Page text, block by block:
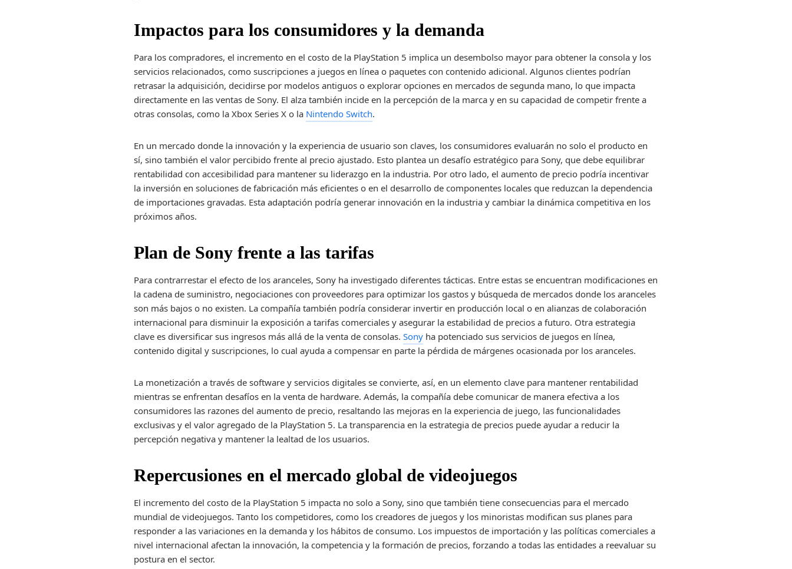
Impactos para los consumidores y la demanda
Para los compradores, el incremento en el costo de la PlayStation 5 implica un desembolso mayor para obtener la consola y los
servicios relacionados, como suscripciones a juegos en línea o paquetes con contenido adicional. Algunos clientes podrían
retrasar la adquisición, decidirse por modelos antiguos o explorar opciones en mercados de segunda mano, lo que impacta
directamente en las ventas de Sony. El alza también incide en la percepción de la marca y en su capacidad de competir frente a
otras consolas, como la Xbox Series X o la Nintendo Switch.
En un mercado donde la innovación y la experiencia de usuario son claves, los consumidores evaluarán no solo el producto en
sí, sino también el valor percibido frente al precio ajustado. Esto plantea un desafío estratégico para Sony, que debe equilibrar
rentabilidad con accesibilidad para mantener su liderazgo en la industria. Por otro lado, el aumento de precio podría incentivar
la inversión en soluciones de fabricación más eficientes o en el desarrollo de componentes locales que reduzcan la dependencia
de importaciones gravadas. Esta adaptación podría generar innovación en la industria y cambiar la dinámica competitiva en los
próximos años.
Plan de Sony frente a las tarifas
Para contrarrestar el efecto de los aranceles, Sony ha investigado diferentes tácticas. Entre estas se encuentran modificaciones en
la cadena de suministro, negociaciones con proveedores para optimizar los gastos y búsqueda de mercados donde los aranceles
son más bajos o no existen. La compañía también podría considerar invertir en producción local o en alianzas de colaboración
internacional para disminuir la exposición a tarifas comerciales y asegurar la estabilidad de precios a futuro. Otra estrategia
clave es diversificar sus ingresos más allá de la venta de consolas.Sony ha potenciado sus servicios de juegos en línea,
contenido digital y suscripciones, lo cual ayuda a compensar en parte la pérdida de márgenes ocasionada por los aranceles.
La monetización a través de software y servicios digitales se convierte, así, en un elemento clave para mantener rentabilidad
mientras se enfrentan desafíos en la venta de hardware. Además, la compañía debe comunicar de manera efectiva a los
consumidores las razones del aumento de precio, resaltando las mejoras en la experiencia de juego, las funcionalidades
exclusivas y el valor agregado de la PlayStation 5. La transparencia en la estrategia de precios puede ayudar a reducir la
percepción negativa y mantener la lealtad de los usuarios.
Repercusiones en el mercado global de videojuegos
El incremento del costo de la PlayStation 5 impacta no solo a Sony, sino que también tiene consecuencias para el mercado
mundial de videojuegos. Tanto los competidores, como los creadores de juegos y los minoristas modifican sus planes para
responder a las variaciones en la demanda y los hábitos de consumo. Los impuestos de importación y las políticas comerciales a
nivel internacional afectan la innovación, la competencia y la formación de precios, forzando a todas las entidades a reevaluar su
postura en el sector.